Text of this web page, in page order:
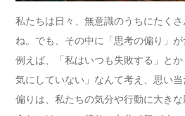
私たちは日々、無意識のうちにたく
ね。でも、その中に「思考の偏り」
例えば、「私はいつも失敗する」と
気にしていない」なんて考え、思い
偏りは、私たちの気分や行動に大き